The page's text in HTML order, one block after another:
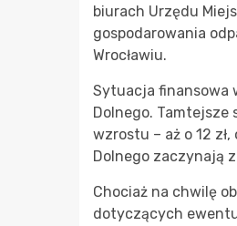
biurach Urzędu
gospodarowania
Wrocławiu.
Sytuacja finansowa
Dolnego. Tamtejsze
wzrostu – aż o 12
Dolnego zaczynają
Chociaż na chwilę
dotyczących